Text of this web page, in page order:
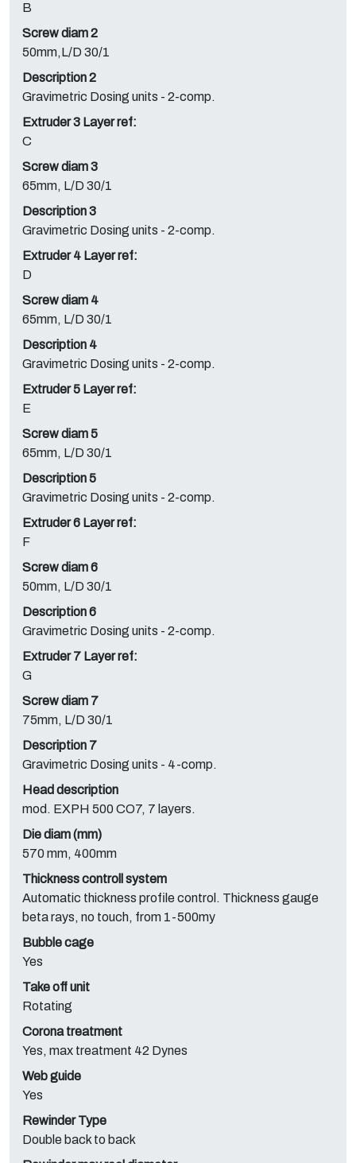
B
Screw diam 2
50mm,L/D 30/1
Description 2
Gravimetric Dosing units - 2-comp.
Extruder 3 Layer ref:
C
Screw diam 3
65mm, L/D 30/1
Description 3
Gravimetric Dosing units - 2-comp.
Extruder 4 Layer ref:
D
Screw diam 4
65mm, L/D 30/1
Description 4
Gravimetric Dosing units - 2-comp.
Extruder 5 Layer ref:
E
Screw diam 5
65mm, L/D 30/1
Description 5
Gravimetric Dosing units - 2-comp.
Extruder 6 Layer ref:
F
Screw diam 6
50mm, L/D 30/1
Description 6
Gravimetric Dosing units - 2-comp.
Extruder 7 Layer ref:
G
Screw diam 7
75mm, L/D 30/1
Description 7
Gravimetric Dosing units - 4-comp.
Head description
mod. EXPH 500 CO7, 7 layers.
Die diam (mm)
570 mm, 400mm
Thickness controll system
Automatic thickness profile control. Thickness gauge
beta rays, no touch, from 1-500my
Bubble cage
Yes
Take off unit
Rotating
Corona treatment
Yes, max treatment 42 Dynes
Web guide
Yes
Rewinder Type
Double back to back